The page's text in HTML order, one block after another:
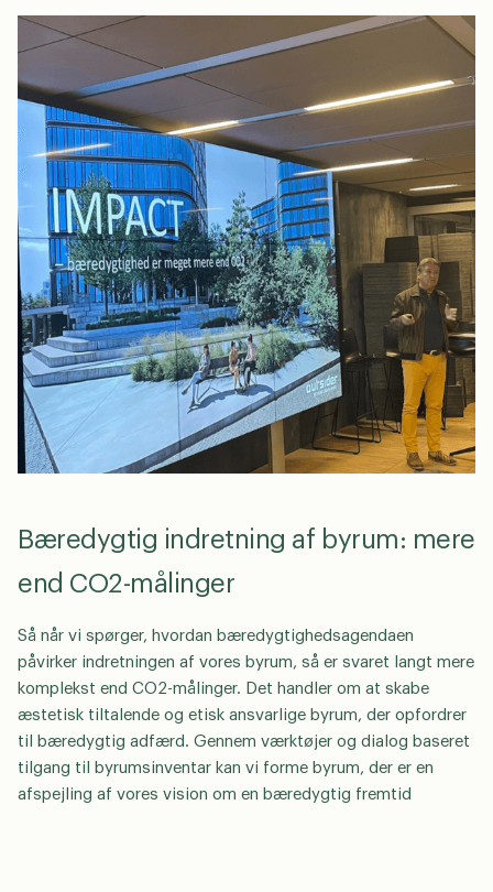
legepladser eller byrum.
Byrumsinventar
GDPR Agreement*
Jeg accepterer, at mine data gemmes med henblik
på at modtage opfølgning på denne henvendelse
samt tilmelding til out-siders nyhedsbrev. Jeg kan til
enhver tid trække mit samtykke tilbage.
send
Bæredygtig indretning af byrum: mere
end CO2-målinger
Så når vi spørger, hvordan bæredygtighedsagendaen
påvirker indretningen af vores byrum, så er svaret langt mere
komplekst end CO2-målinger. Det handler om at skabe
æstetisk tiltalende og etisk ansvarlige byrum, der opfordrer
til bæredygtig adfærd. Gennem værktøjer og dialog baseret
tilgang til byrumsinventar kan vi forme byrum, der er en
afspejling af vores vision om en bæredygtig fremtid